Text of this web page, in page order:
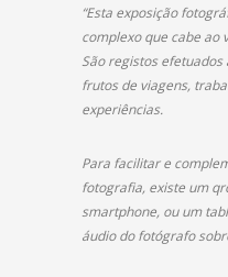
“Esta exposição
complexo que cabe ao
São registos efetuados
frutos de viagens,
experiências.
Para facilitar e
fotografia, existe um
smartphone, ou um
áudio do fotógrafo